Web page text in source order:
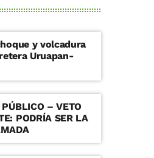
y volcadura
Uruapan-
PÚBLICO – VETO
PODRÍA SER LA